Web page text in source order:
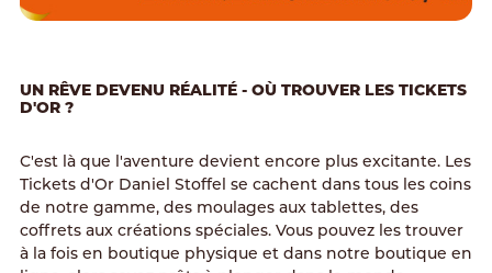
UN RÊVE DEVENU RÉALITÉ - OÙ TROUVER LES TICKETS
D'OR ?
C'est là que l'aventure devient encore plus excitante. Les
Tickets d'Or Daniel Stoffel se cachent dans tous les coins
de notre gamme, des moulages aux tablettes, des
coffrets aux créations spéciales. Vous pouvez les trouver
à la fois en boutique physique et dans notre boutique en